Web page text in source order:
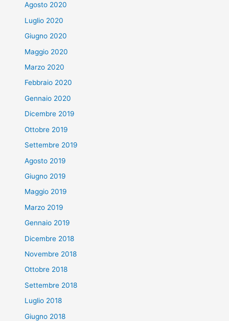
Agosto 2020
Luglio 2020
Giugno 2020
Maggio 2020
Marzo 2020
Febbraio 2020
Gennaio 2020
Dicembre 2019
Ottobre 2019
Settembre 2019
Agosto 2019
Giugno 2019
Maggio 2019
Marzo 2019
Gennaio 2019
Dicembre 2018
Novembre 2018
Ottobre 2018
Settembre 2018
Luglio 2018
Giugno 2018